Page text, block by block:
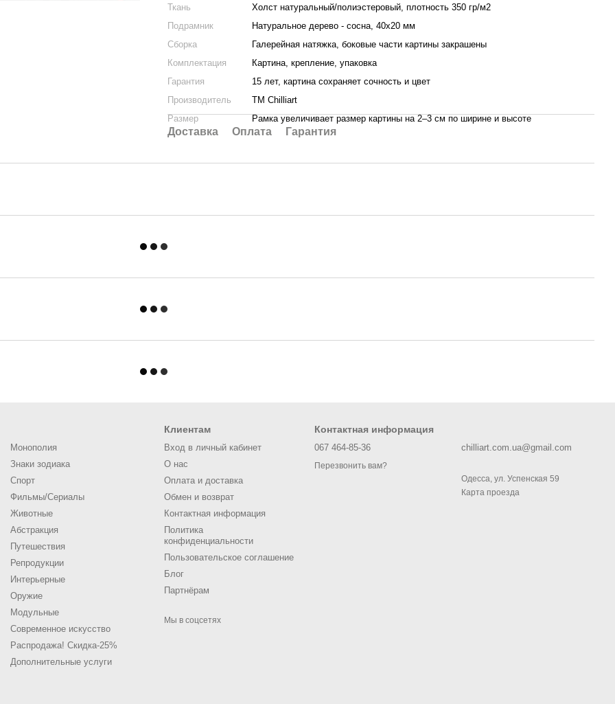
Ткань
Холст натуральный/полиэстеровый, плотность 350 гр/м2
Подрамник
Натуральное дерево - сосна, 40x20 мм
Сборка
Галерейная натяжка, боковые части картины закрашены
Комплектация
Картина, крепление, упаковка
Гарантия
15 лет, картина сохраняет сочность и цвет
Производитель
ТМ Chilliart
Размер
Рамка увеличивает размер картины на 2–3 см по ширине и высоте
Доставка Оплата Гарантия
Монополия
Знаки зодиака
Спорт
Фильмы/Сериалы
Животные
Абстракция
Путешествия
Репродукции
Интерьерные
Оружие
Модульные
Современное искусство
Распродажа! Скидка-25%
Дополнительные услуги
Клиентам
Вход в личный кабинет
О нас
Оплата и доставка
Обмен и возврат
Контактная информация
Политика
конфиденциальности
Пользовательское соглашение
Блог
Партнёрам
Мы в соцсетях
Контактная информация
067 464-85-36
Перезвонить вам?
chilliart.com.ua@gmail.com
Одесса, ул. Успенская 59
Карта проезда